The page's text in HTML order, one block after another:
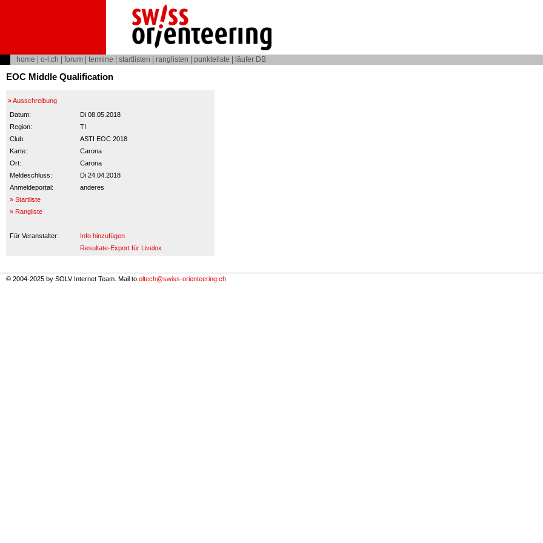
home o-l.ch forum termine startlisten ranglisten punkteliste läufer DB
EOC Middle Qualification
» Ausschreibung
Datum:
Di 08.05.2018
Region:
TI
Club:
ASTI EOC 2018
Karte:
Carona
Ort:
Carona
Meldeschluss:
Di 24.04.2018
Anmeldeportal:
anderes
» Startliste
» Rangliste
Für Veranstalter:
Info hinzufügen
Resultate-Export für Livelox
© 2004-2025 by SOLV Internet Team. Mail to oltech@swiss-orienteering.ch